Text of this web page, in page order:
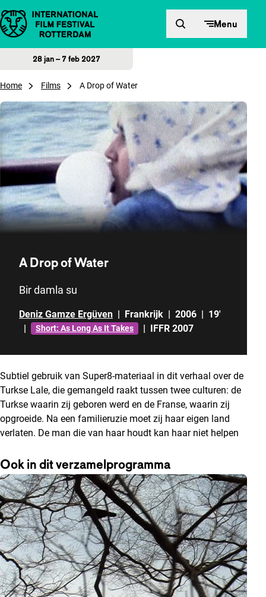
Direct naar inhoud Menu
28 jan – 7 feb 2027
Home Films A Drop of Water
A Drop of Water
Bir damla su
Deniz Gamze Ergüven | Frankrijk | 2006 | 19'
|
Short: As Long As It Takes | IFFR 2007
Subtiel gebruik van Super8-materiaal in dit verhaal over de
Turkse Lale, die gemangeld raakt tussen twee culturen: de
Turkse waarin zij geboren werd en de Franse, waarin zij
opgroeide. Na een familieruzie moet zij haar eigen land
verlaten. De man die van haar houdt kan haar niet helpen
Ook in dit verzamelprogramma